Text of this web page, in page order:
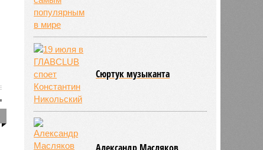
Сюртук музыканта
Александр Масляков